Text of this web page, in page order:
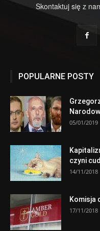
Skontaktuj się z
POPULARNE POSTY
05/01/2019
czyni
14/11/2018
Komisja
17/11/2018